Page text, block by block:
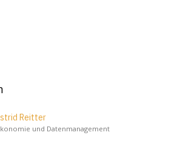
Reitter
und Datenmanagement